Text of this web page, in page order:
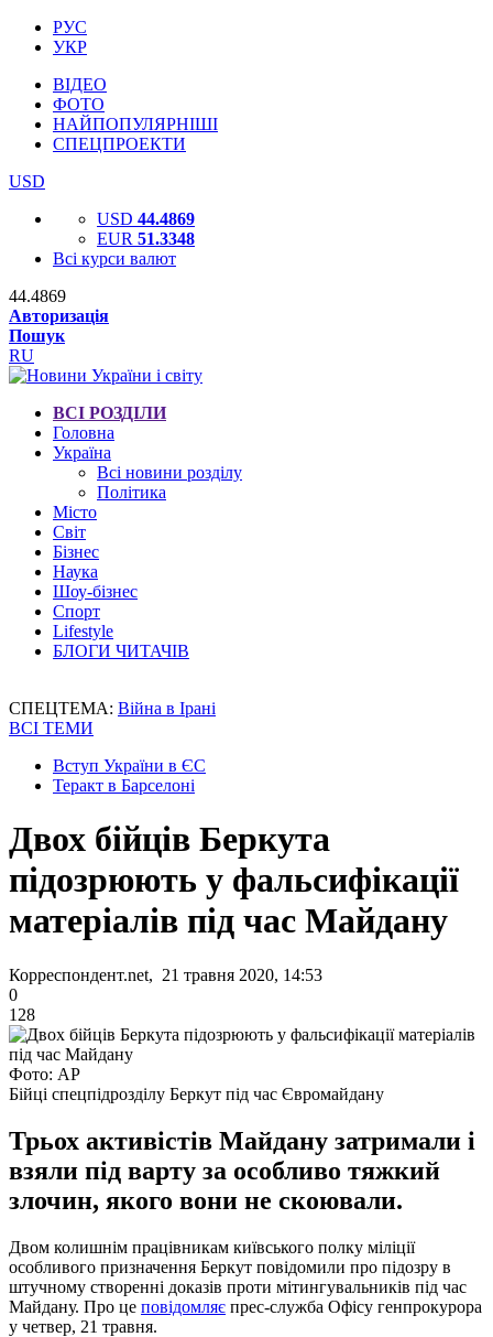
РУС
УКР
ВІДЕО
ФОТО
НАЙПОПУЛЯРНІШІ
СПЕЦПРОЕКТИ
USD
USD 44.4869
EUR 51.3348
Всі курси валют
44.4869
Авторизація
Пошук
RU
ВСІ РОЗДІЛИ
Головна
Україна
Всі новини розділу
Політика
Місто
Світ
Бізнес
Наука
Шоу-бізнес
Спорт
Lifestyle
БЛОГИ ЧИТАЧІВ
СПЕЦТЕМА: Війна в Ірані
ВСІ ТЕМИ
Вступ України в ЄС
Теракт в Барселоні
Двох бійців Беркута
підозрюють у фальсифікації
матеріалів під час Майдану
Корреспондент.net, 21 травня 2020, 14:53
0
128
Фото: АР
Бійці спецпідрозділу Беркут під час Євромайдану
Трьох активістів Майдану затримали і
взяли під варту за особливо тяжкий
злочин, якого вони не скоювали.
Двом колишнім працівникам київського полку міліції
особливого призначення Беркут повідомили про підозру в
штучному створенні доказів проти мітингувальників під час
Майдану. Про це повідомляє прес-служба Офісу генпрокурора
у четвер, 21 травня.